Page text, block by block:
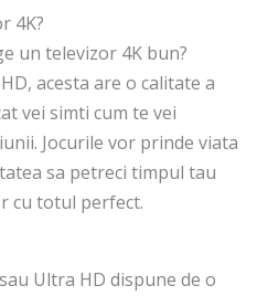
4K?
un televizor 4K bun?
acesta are o calitate a
vei simti cum te vei
Jocurile vor prinde viata
sa petreci timpul tau
cu totul perfect.
Ultra HD dispune de o